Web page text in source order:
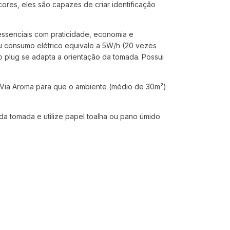
eles são capazes de criar identificação
com praticidade, economia e
consumo elétrico equivale a 5W/h (20 vezes
se adapta a orientação da tomada. Possui
Aroma para que o ambiente (médio de 30m²)
tomada e utilize papel toalha ou pano úmido